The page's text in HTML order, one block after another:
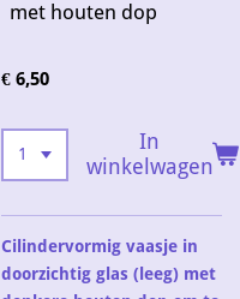
met houten dop
€ 6,50
In
winkelwagen
Cilindervormig vaasje in
doorzichtig glas (leeg) met